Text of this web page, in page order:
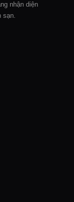
nhận diện
sạn.